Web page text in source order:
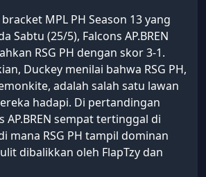
MPL PH Season 13 yang
Sabtu (25/5), Falcons AP.BREN
RSG PH dengan skor 3-1.
Duckey menilai bahwa RSG PH,
adalah salah satu lawan
hadapi. Di pertandingan
AP.BREN sempat tertinggal di
mana RSG PH tampil dominan
dibalikkan oleh FlapTzy dan